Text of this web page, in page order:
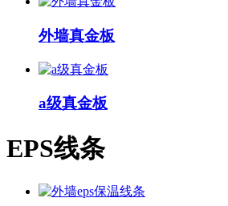
外墙真金板
a级真金板
EPS线条